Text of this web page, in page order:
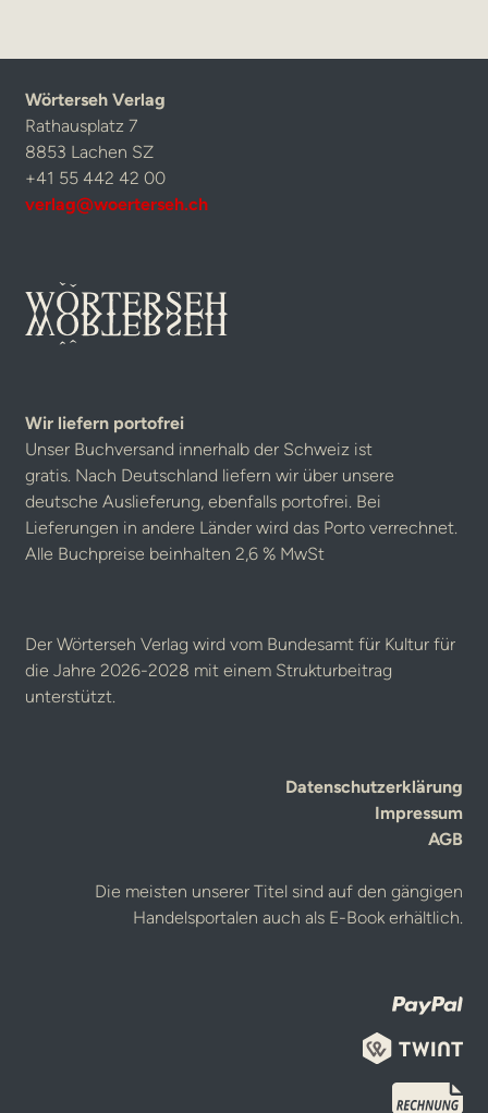
Wörterseh Verlag
Rathausplatz 7
8853 Lachen SZ
+41 55 442 42 00
verlag@woerterseh.ch
Wir liefern portofrei
Unser Buchversand innerhalb der Schweiz ist
gratis. Nach Deutschland liefern wir über unsere
deutsche Auslieferung, ebenfalls portofrei. Bei
Lieferungen in andere Länder wird das Porto verrechnet.
Alle Buchpreise beinhalten 2,6 % MwSt
Der Wörterseh Verlag wird vom Bundesamt für Kultur für
die Jahre 2026-2028 mit einem Strukturbeitrag
unterstützt.
Datenschutzerklärung
Impressum
AGB
Die meisten unserer Titel sind auf den gängigen
Handelsportalen auch als E-Book erhältlich.